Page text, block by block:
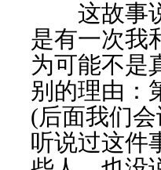
这故事说
是有一次我
为可能不是
别的理由：
(后面我们
听说过这件